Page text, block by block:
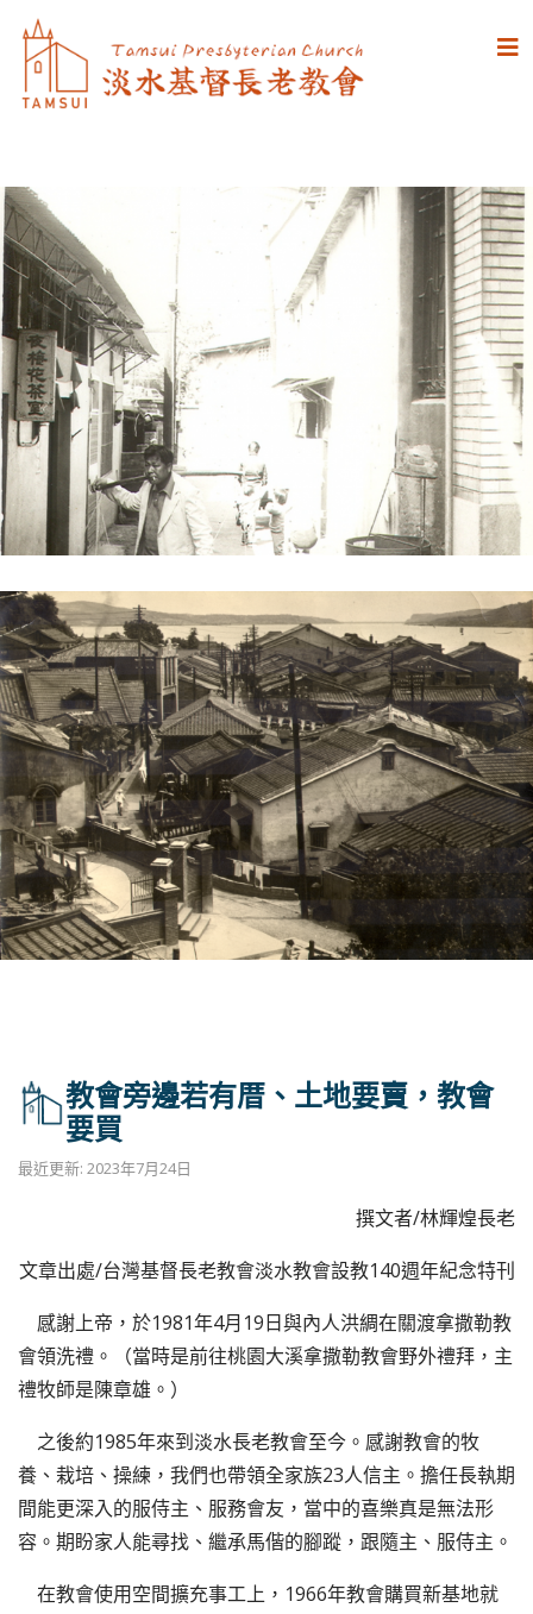
教會旁邊若有厝、土地要賣，教會
要買
最近更新: 2023年7月24日
撰文者/林輝煌長老
文章出處/台灣基督長老教會淡水教會設教140週年紀念特刊
感謝上帝，於1981年4月19日與內人洪綢在關渡拿撒勒教
會領洗禮。（當時是前往桃園大溪拿撒勒教會野外禮拜，主
禮牧師是陳章雄。）
之後約1985年來到淡水長老教會至今。感謝教會的牧
養、栽培、操練，我們也帶領全家族23人信主。擔任長執期
間能更深入的服侍主、服務會友，當中的喜樂真是無法形
容。期盼家人能尋找、繼承馬偕的腳蹤，跟隨主、服侍主。
在教會使用空間擴充事工上，1966年教會購買新基地就